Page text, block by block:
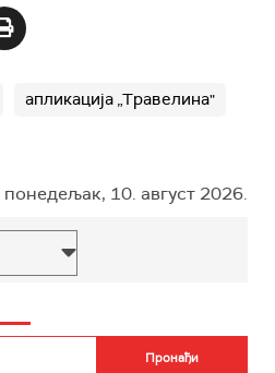
апликација „Травелина"
понедељак, 10. август 2026.